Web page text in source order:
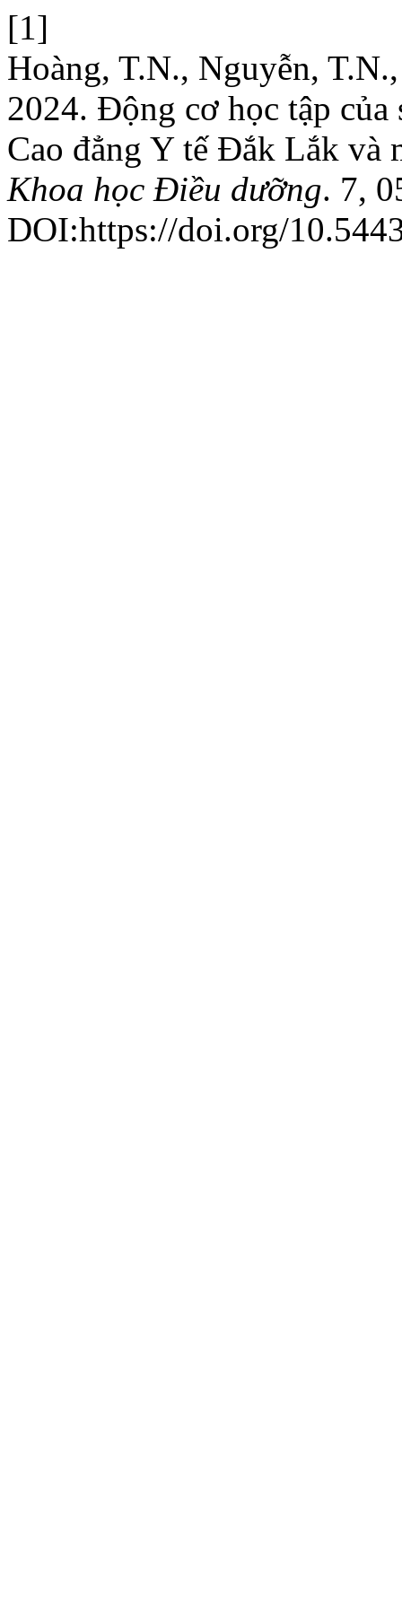
[1]
Hoàng, T.N., Nguyễn,
2024. Động cơ học tập
Cao đẳng Y tế Đắk Lắk và
Khoa học Điều dưỡng. 7,
DOI:https://doi.org/